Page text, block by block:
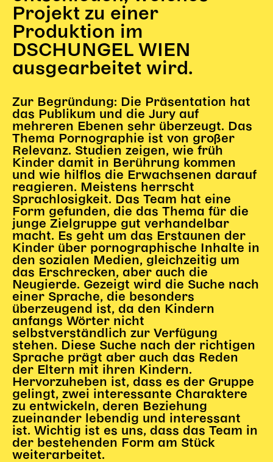
Projekt zu einer
Produktion im
DSCHUNGEL WIEN
ausgearbeitet wird.
Zur Begründung: Die Präsentation hat
das Publikum und die Jury auf
mehreren Ebenen sehr überzeugt. Das
Thema Pornographie ist von großer
Relevanz. Studien zeigen, wie früh
Kinder damit in Berührung kommen
und wie hilflos die Erwachsenen darauf
reagieren. Meistens herrscht
Sprachlosigkeit. Das Team hat eine
Form gefunden, die das Thema für die
junge Zielgruppe gut verhandelbar
macht. Es geht um das Erstaunen der
Kinder über pornographische Inhalte in
den sozialen Medien, gleichzeitig um
das Erschrecken, aber auch die
Neugierde. Gezeigt wird die Suche nach
einer Sprache, die besonders
überzeugend ist, da den Kindern
anfangs Wörter nicht
selbstverständlich zur Verfügung
stehen. Diese Suche nach der richtigen
Sprache prägt aber auch das Reden
der Eltern mit ihren Kindern.
Hervorzuheben ist, dass es der Gruppe
gelingt, zwei interessante Charaktere
zu entwickeln, deren Beziehung
zueinander lebendig und interessant
ist. Wichtig ist es uns, dass das Team in
der bestehenden Form am Stück
weiterarbeitet.